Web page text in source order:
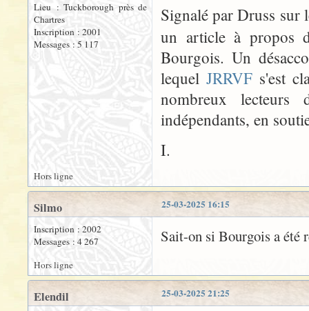
Lieu : Tuckborough près de
Chartres
Inscription : 2001
Messages : 5 117
Signalé par Druss
un article à propos
Bourgois. Un
lequel JRRVF s'est
nombreux lecteurs
indépendants, en
I.
Hors ligne
25-03-2025 16:15
Silmo
Inscription : 2002
Messages : 4 267
Sait-on si Bourgois a été
Hors ligne
25-03-2025 21:25
Elendil